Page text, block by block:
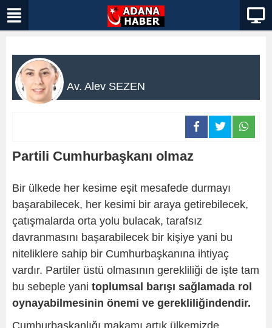
Av. Alev SEZEN
Partili Cumhurbaşkanı olmaz
Bir ülkede her kesime eşit mesafede durmayı
başarabilecek, her kesimi bir araya getirebilecek,
çatışmalarda orta yolu bulacak, tarafsız
davranmasını başarabilecek bir kişiye yani bu
niteliklere sahip bir Cumhurbaşkanına ihtiyaç
vardır. Partiler üstü olmasının gerekliliği de işte tam
bu sebeple yani toplumsal barışı sağlamada rol
oynayabilmesinin önemi ve gerekliliğindendir.
Cumhurbaşkanlığı makamı artık ülkemizde